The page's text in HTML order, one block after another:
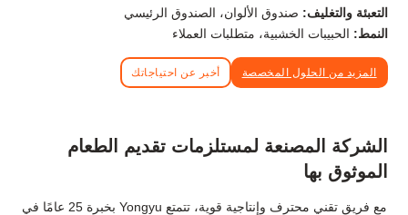
التعبئة والتغليف: صندوق الألوان، الصندوق الرئيسي
النمط: الحبيبات الخشبية، متطلبات العملاء
المزيد من الحلول المخصصة أخبر عن احتياجاتك
الشركة المصنعة لمستلزمات تقديم الطعام
الموثوق بها
مع فريق تقني محترف وإنتاجية قوية، تتمتع Yongyu بخبرة 25 عامًا في